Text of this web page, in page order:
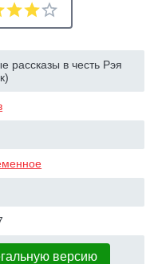
рассказы в честь Рэя
версию